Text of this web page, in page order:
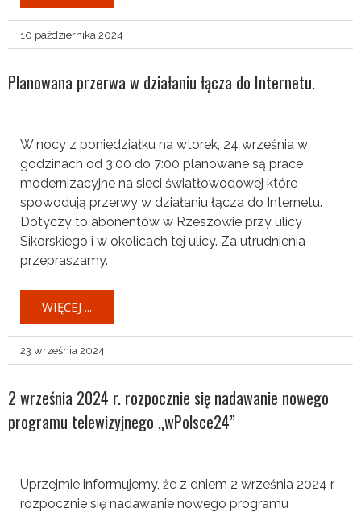
10 października 2024
Planowana przerwa w działaniu łącza do Internetu.
W nocy z poniedziałku na wtorek, 24 września w
godzinach od 3:00 do 7:00 planowane są prace
modernizacyjne na sieci światłowodowej które
spowodują przerwy w działaniu łącza do Internetu.
Dotyczy to abonentów w Rzeszowie przy ulicy
Sikorskiego i w okolicach tej ulicy. Za utrudnienia
przepraszamy.
WIĘCEJ ...
23 września 2024
2 września 2024 r. rozpocznie się nadawanie nowego
programu telewizyjnego „wPolsce24”
Uprzejmie informujemy, że z dniem 2 września 2024 r.
rozpocznie się nadawanie nowego programu